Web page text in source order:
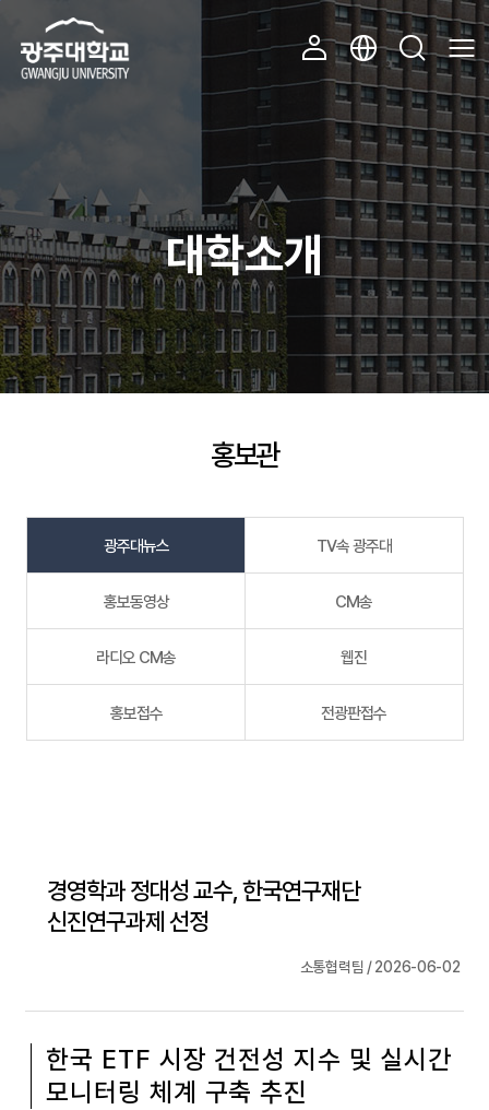
대학소개
홍보관
광주대뉴스 TV속 광주대
홍보동영상 CM송
라디오 CM송 웹진
홍보접수 전광판접수
경영학과 정대성 교수, 한국연구재단
신진연구과제 선정
소통협력팀 / 2026-06-02
한국 ETF 시장 건전성 지수 및 실시간
모니터링 체계 구축 추진